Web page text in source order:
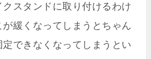
クスタンドに取り付けるわけ
緩くなってしまうとちゃん
定できなくなってしまうとい